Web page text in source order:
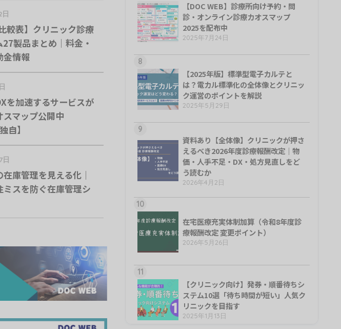
日
較表】クリニック診療
製品まとめ｜料金・
金情報
を加速するサービスが
マップ公開中
自】
日
庫管理を見える化｜
ミスを防ぐ在庫管理シ
【DOC WEB】診療所向け予約・問
診・オンライン診療カオスマップ
2025を配布中
2025年7月24日
8
【2025年版】標準型電子カルテと
は？電カル標準化の全体像とクリニッ
ク運営のポイントを解説
2025年5月29日
9
資料あり【全体像】クリニックが押さ
えるべき2026年度診療報酬改定｜物
価・人手不足・DX・処方見直しをど
う読むか
2026年4月2日
10
在宅医療充実体制加算（令和8年度診
療報酬改定 変更ポイント）
2026年5月26日
11
【クリニック向け】発券・順番待ちシ
ステム10選「待ち時間が短い」人気ク
リニックを目指す
2025年1月13日